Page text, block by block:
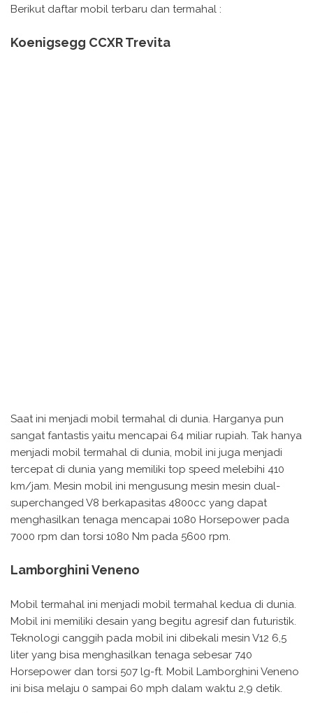
Berikut daftar mobil terbaru dan termahal :
Koenigsegg CCXR Trevita
Saat ini menjadi mobil termahal di dunia. Harganya pun
sangat fantastis yaitu mencapai 64 miliar rupiah. Tak hanya
menjadi mobil termahal di dunia, mobil ini juga menjadi
tercepat di dunia yang memiliki top speed melebihi 410
km/jam. Mesin mobil ini mengusung mesin mesin dual-
superchanged V8 berkapasitas 4800cc yang dapat
menghasilkan tenaga mencapai 1080 Horsepower pada
7000 rpm dan torsi 1080 Nm pada 5600 rpm.
Lamborghini Veneno
Mobil termahal ini menjadi mobil termahal kedua di dunia.
Mobil ini memiliki desain yang begitu agresif dan futuristik.
Teknologi canggih pada mobil ini dibekali mesin V12 6,5
liter yang bisa menghasilkan tenaga sebesar 740
Horsepower dan torsi 507 lg-ft. Mobil Lamborghini Veneno
ini bisa melaju 0 sampai 60 mph dalam waktu 2,9 detik.